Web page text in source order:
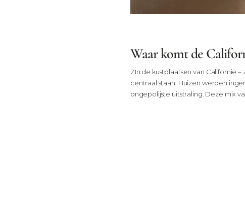
Waar komt de
ZIn de kustplaatsen van Californië
centraal staan. Huizen werden
ongepolijste uitstraling. Deze mix